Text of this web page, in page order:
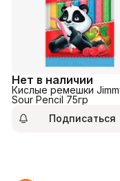
Нет в наличии
Кислые ремешки
Sour Pencil 75гр
Подписаться